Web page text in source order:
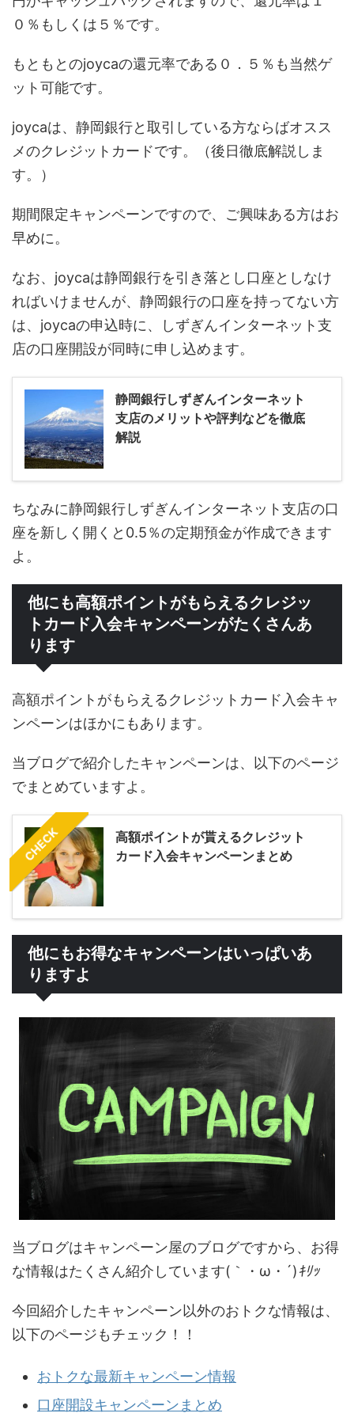
０％もしくは５％です。
もともとのjoycaの還元率である０．５％も当然ゲ
ット可能です。
joycaは、静岡銀行と取引している方ならばオスス
メのクレジットカードです。（後日徹底解説しま
す。）
期間限定キャンペーンですので、ご興味ある方はお
早めに。
なお、joycaは静岡銀行を引き落とし口座としなけ
ればいけませんが、静岡銀行の口座を持ってない方
は、joycaの申込時に、しずぎんインターネット支
店の口座開設が同時に申し込めます。
静岡銀行しずぎんインターネット
支店のメリットや評判などを徹底
解説
ちなみに静岡銀行しずぎんインターネット支店の口
座を新しく開くと0.5％の定期預金が作成できます
よ。
他にも高額ポイントがもらえるクレジッ
トカード入会キャンペーンがたくさんあ
ります
高額ポイントがもらえるクレジットカード入会キャ
ンペーンはほかにもあります。
当ブログで紹介したキャンペーンは、以下のページ
でまとめていますよ。
CHECK
高額ポイントが貰えるクレジット
カード入会キャンペーンまとめ
他にもお得なキャンペーンはいっぱいあ
りますよ
当ブログはキャンペーン屋のブログですから、お得
な情報はたくさん紹介しています(｀・ω・´)ｷﾘｯ
今回紹介したキャンペーン以外のおトクな情報は、
以下のページもチェック！！
おトクな最新キャンペーン情報
口座開設キャンペーンまとめ